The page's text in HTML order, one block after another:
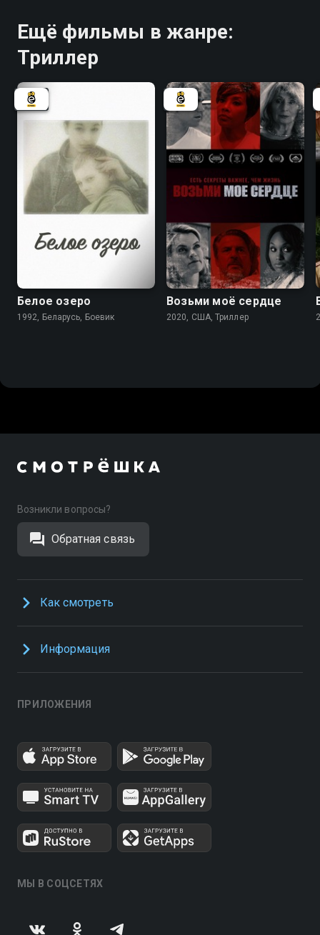
Ещё фильмы в жанре:
Триллер
Белое озеро
1992, Беларусь, Боевик
5.3
Возьми моё сердце
2020, США, Триллер
Возникли вопросы?
Обратная связь
Как смотреть
Информация
ПРИЛОЖЕНИЯ
МЫ В СОЦСЕТЯХ